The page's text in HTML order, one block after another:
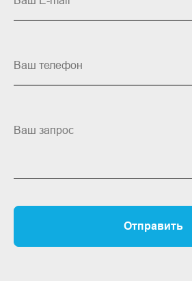
Ваш телефон
Ваш запрос
Отправить